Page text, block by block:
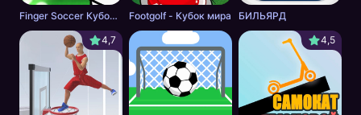
Finger Soccer Кубок мира Footgolf - Кубок мира
БИЛЬЯРД
4,7
4,5